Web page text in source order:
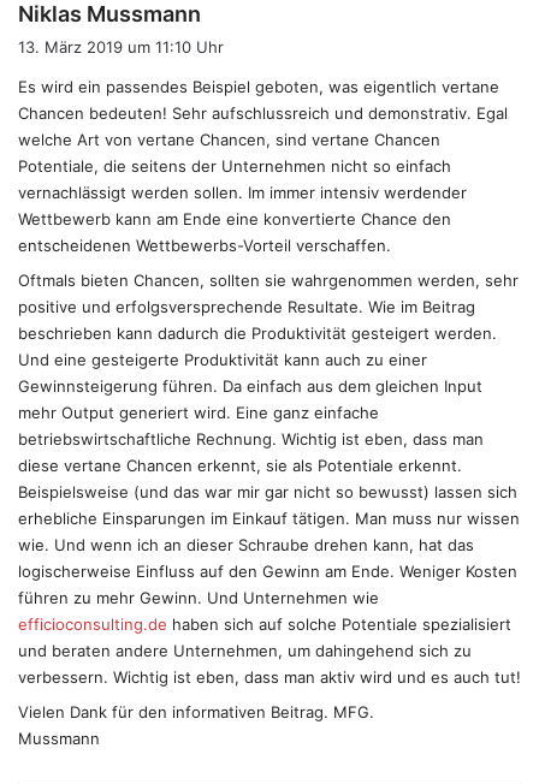
Niklas Mussmann
t
:
13. März 2019 um 11:10 Uhr
Es wird ein passendes Beispiel geboten, was eigentlich vertane
Chancen bedeuten! Sehr aufschlussreich und demonstrativ. Egal
welche Art von vertane Chancen, sind vertane Chancen
Potentiale, die seitens der Unternehmen nicht so einfach
vernachlässigt werden sollen. Im immer intensiv werdender
Wettbewerb kann am Ende eine konvertierte Chance den
entscheidenen Wettbewerbs-Vorteil verschaffen.
Oftmals bieten Chancen, sollten sie wahrgenommen werden, sehr
positive und erfolgsversprechende Resultate. Wie im Beitrag
beschrieben kann dadurch die Produktivität gesteigert werden.
Und eine gesteigerte Produktivität kann auch zu einer
Gewinnsteigerung führen. Da einfach aus dem gleichen Input
mehr Output generiert wird. Eine ganz einfache
betriebswirtschaftliche Rechnung. Wichtig ist eben, dass man
diese vertane Chancen erkennt, sie als Potentiale erkennt.
Beispielsweise (und das war mir gar nicht so bewusst) lassen sich
erhebliche Einsparungen im Einkauf tätigen. Man muss nur wissen
wie. Und wenn ich an dieser Schraube drehen kann, hat das
logischerweise Einfluss auf den Gewinn am Ende. Weniger Kosten
führen zu mehr Gewinn. Und Unternehmen wie
efficioconsulting.de haben sich auf solche Potentiale spezialisiert
und beraten andere Unternehmen, um dahingehend sich zu
verbessern. Wichtig ist eben, dass man aktiv wird und es auch tut!
Vielen Dank für den informativen Beitrag. MFG.
Mussmann